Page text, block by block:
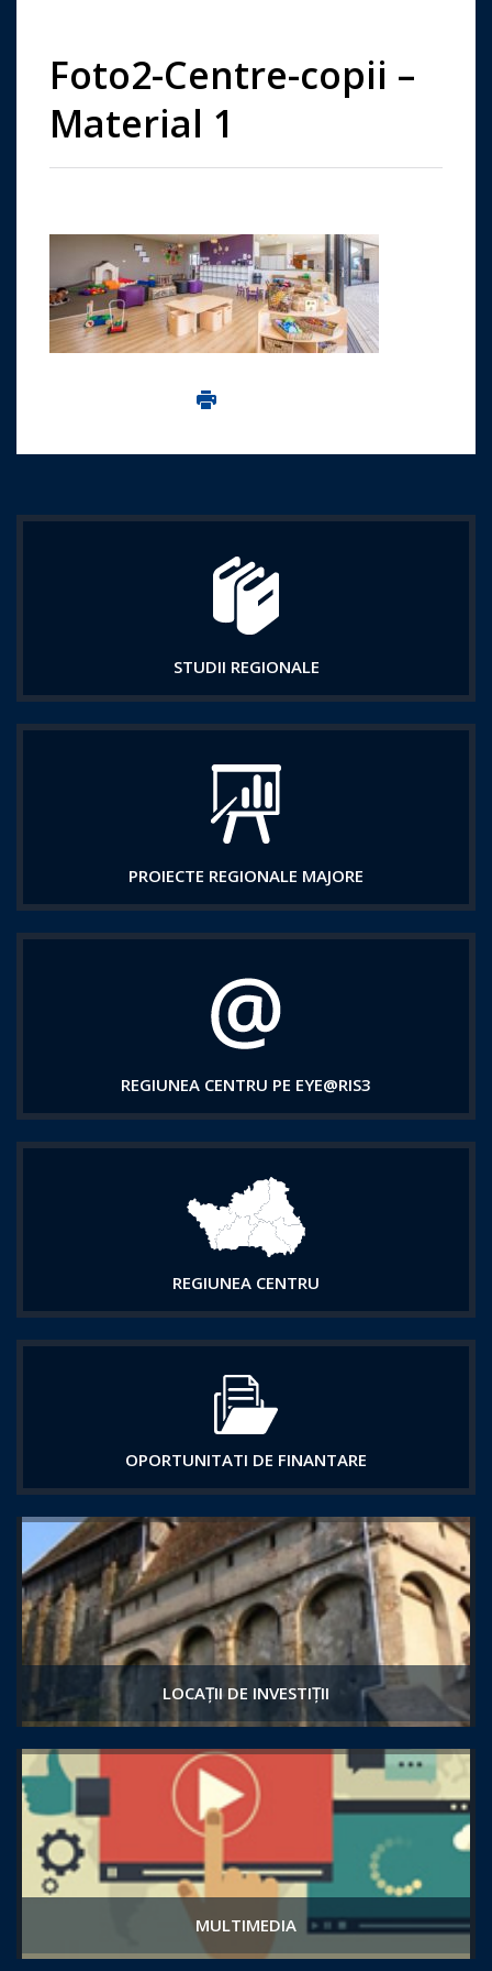
Foto2-Centre-copii –
Material 1
Imprima aceasta pagina
STUDII REGIONALE
PROIECTE REGIONALE MAJORE
REGIUNEA CENTRU PE EYE@RIS3
REGIUNEA CENTRU
OPORTUNITATI DE FINANTARE
LOCAȚII DE INVESTIȚII
MULTIMEDIA